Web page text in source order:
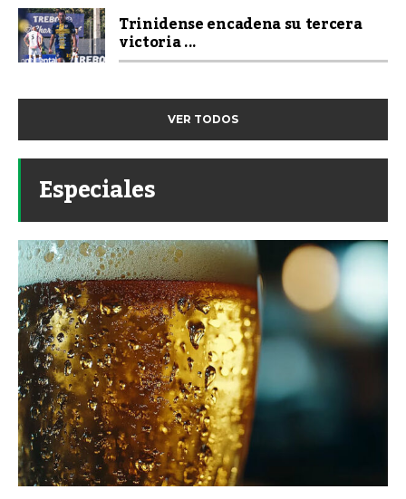
Trinidense encadena su tercera
victoria ...
VER TODOS
Especiales